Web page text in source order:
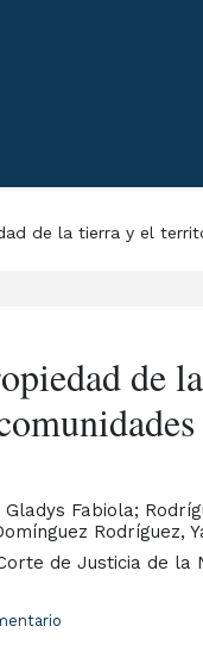
de la tierra y el
de la
Fabiola;
Rodríguez,
de Justicia de la